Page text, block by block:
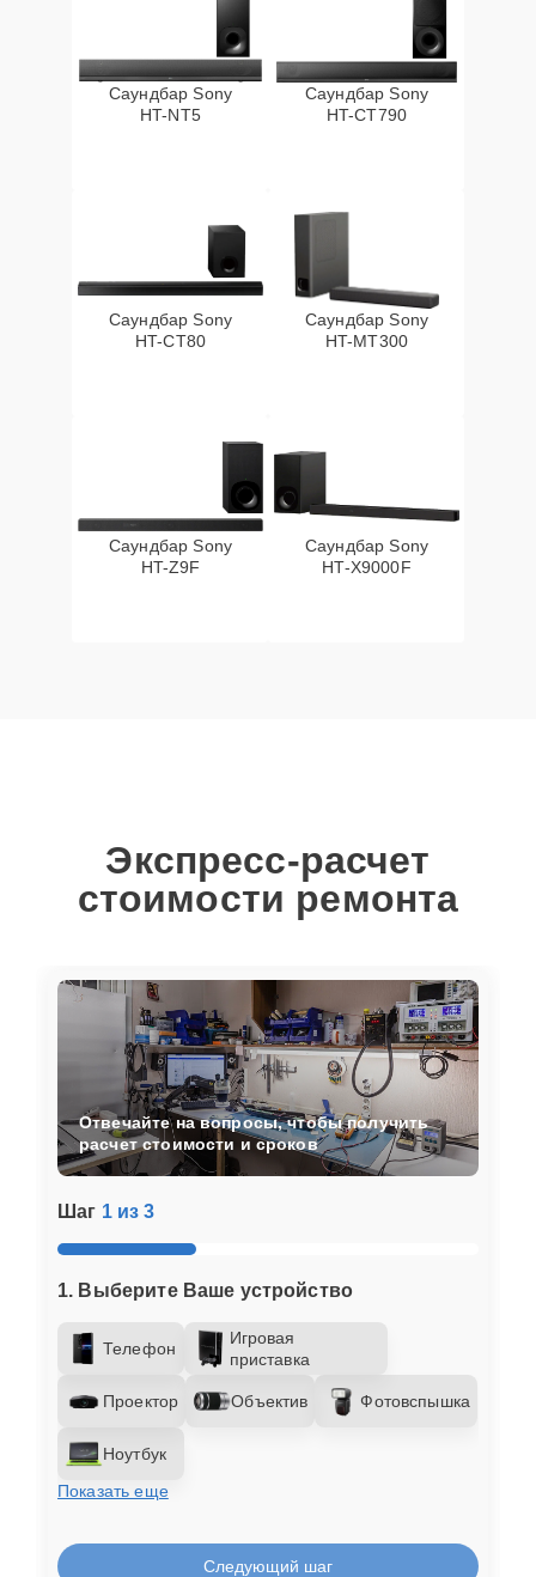
Саундбар Sony
HT-NT5
Саундбар Sony
HT-CT790
Саундбар Sony
HT-CT80
Саундбар Sony
HT-MT300
Саундбар Sony
HT-Z9F
Саундбар Sony
HT-X9000F
Экспресс-расчет
стоимости ремонта
Шаг 1 из 3
1. Выберите Ваше устройство
Телефон
Игровая
приставка
Проектор Объектив Фотовспышка
Ноутбук
Показать еще
Отвечайте на вопросы, чтобы получить
расчет стоимости и сроков
Следующий шаг